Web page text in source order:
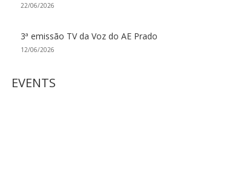
22/06/2026
3ª emissão TV da Voz do AE Prado
12/06/2026
EVENTS